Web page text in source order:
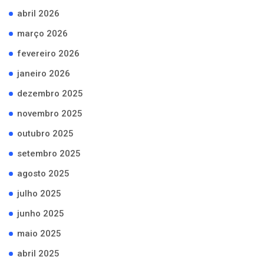
abril 2026
março 2026
fevereiro 2026
janeiro 2026
dezembro 2025
novembro 2025
outubro 2025
setembro 2025
agosto 2025
julho 2025
junho 2025
maio 2025
abril 2025